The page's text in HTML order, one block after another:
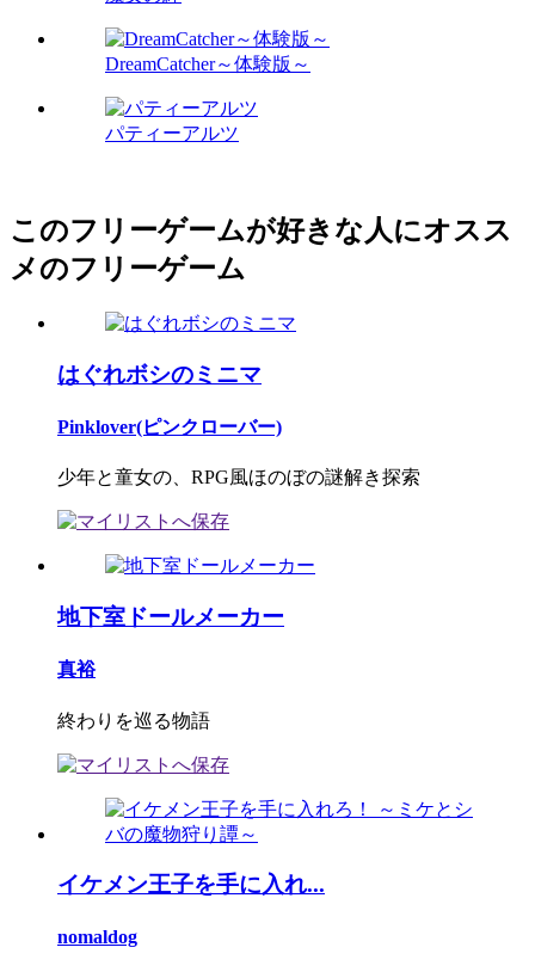
DreamCatcher～体験版～
パティーアルツ
このフリーゲームが好きな人にオスス
メのフリーゲーム
はぐれボシのミニマ
Pinklover(ピンクローバー)
少年と童女の、RPG風ほのぼの謎解き探索
地下室ドールメーカー
真裕
終わりを巡る物語
イケメン王子を手に入れ...
nomaldog